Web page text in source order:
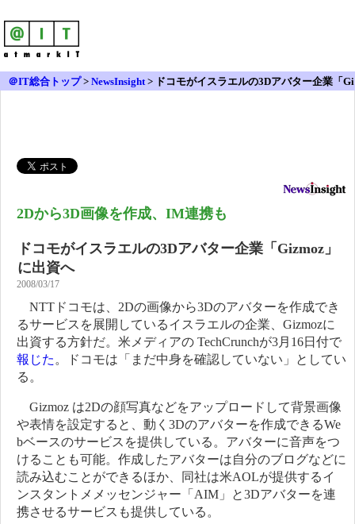
＠IT総合トップ> NewsInsight> ドコモがイスラエルの3Dアバター企業「Gi
2Dから3D画像を作成、IM連携も
ドコモがイスラエルの3Dアバター企業「Gizmoz」
に出資へ
2008/03/17
NTTドコモは、2Dの画像から3Dのアバターを作成でき
るサービスを展開しているイスラエルの企業、Gizmozに
出資する方針だ。米メディアの TechCrunchが3月16日付で
報じた 。ドコモは「まだ中身を確認していない」としてい
る。
Gizmoz は2Dの顔写真などをアップロードして背景画像
や表情を設定すると、動く3Dのアバターを作成できるWe
bベースのサービスを提供している。アバターに音声をつ
けることも可能。作成したアバターは自分のブログなどに
読み込むことができるほか、同社は米AOLが提供するイ
ンスタントメメッセンジャー「AIM」と3Dアバターを連
携させるサービスも提供している。